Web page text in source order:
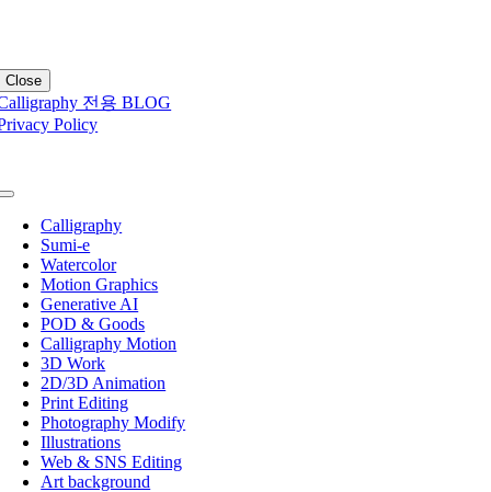
Close
전용 BLOG
Policy
Toggle
NavigationCalligraphy
Sumi-e
Watercolor
Motion Graphics
Generative AI
POD & Goods
Calligraphy Motion
3D Work
2D/3D Animation
Print Editing
Photography Modify
Illustrations
Web & SNS Editing
Art background